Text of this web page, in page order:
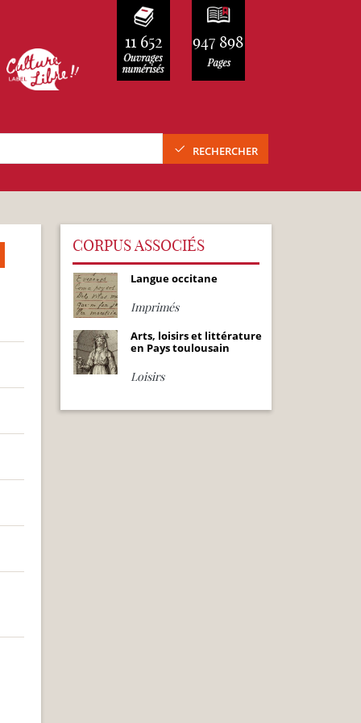
11 652 947 898
RECHERCHER
CORPUS ASSOCIÉS
Langue occitane
Imprimés
Arts, loisirs et littérature
en Pays toulousain
Loisirs